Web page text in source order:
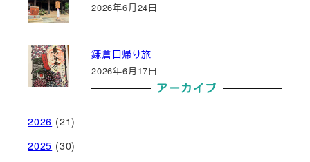
2026年6月24日
鎌倉日帰り旅
2026年6月17日
アーカイブ
2026 (21)
2025 (30)